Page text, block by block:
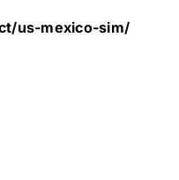
us-mexico-sim/